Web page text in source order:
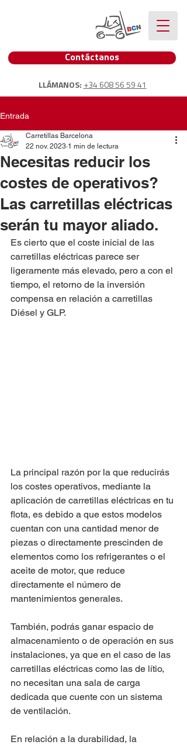
Contáctanos
LLÁMANOS: +34 608 56 59 41
Entrada
Necesitas reducir los
costes de operativos?
Las carretillas eléctricas
serán tu mayor aliado.
Carretillas Barcelona
22 nov. 2023 1 min de lectura
Es cierto que el coste inicial de las
carretillas eléctricas parece ser
ligeramente más elevado, pero a con el
tiempo, el retorno de la inversión
compensa en relación a carretillas
Diésel y GLP.
La principal razón por la que reducirás
los costes operativos, mediante la
aplicación de carretillas eléctricas en tu
flota, es debido a que estos modelos
cuentan con una cantidad menor de
piezas o directamente prescinden de
elementos como los refrigerantes o el
aceite de motor, que reduce
directamente el número de
mantenimientos generales.
También, podrás ganar espacio de
almacenamiento o de operación en sus
instalaciones, ya que en el caso de las
carretillas eléctricas como las de lítio,
no necesitan una sala de carga
dedicada que cuente con un sistema
de ventilación.
En relación a la durabilidad, la